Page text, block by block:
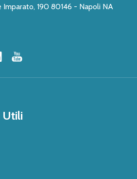
Imparato, 190 80146 - Napoli NA
Utili